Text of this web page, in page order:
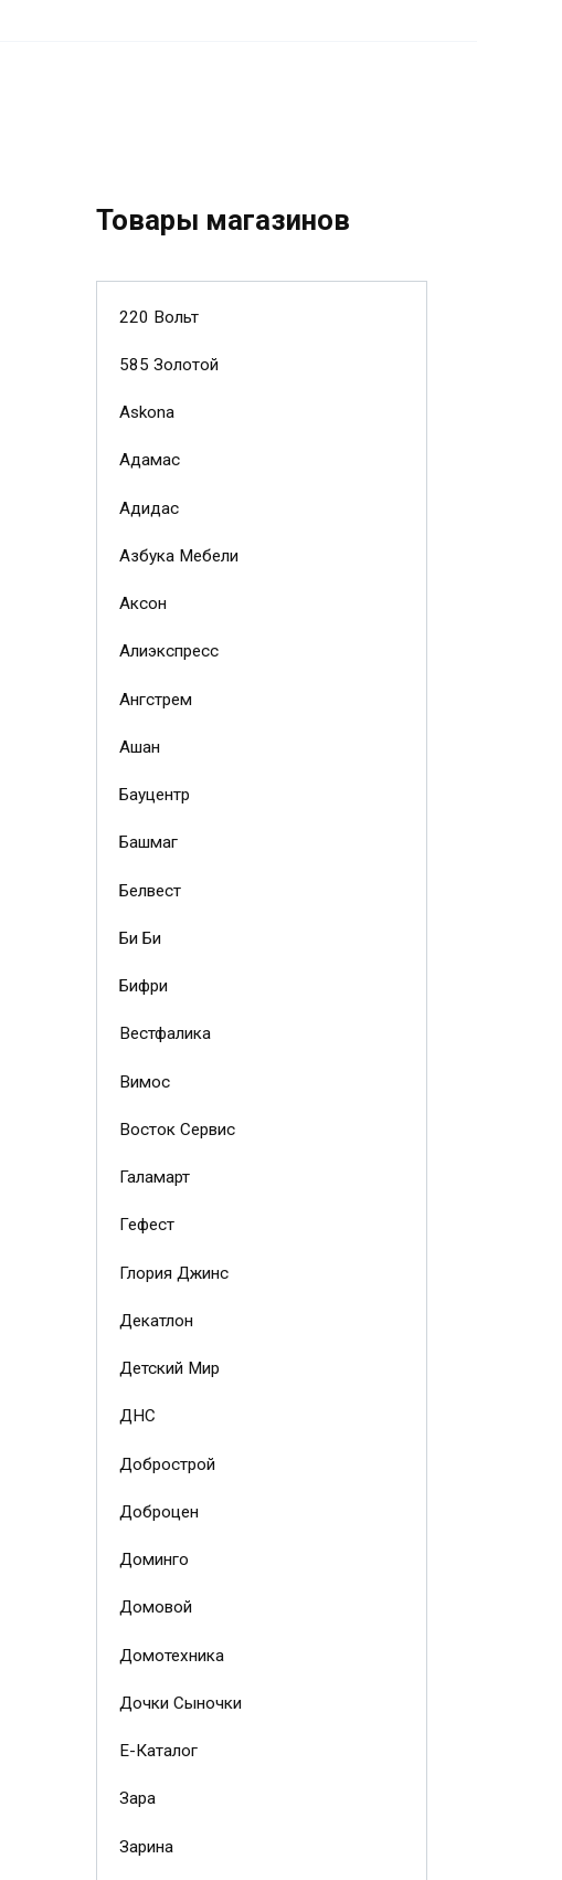
Товары магазинов
220 Вольт
585 Золотой
Askona
Адамас
Адидас
Азбука Мебели
Аксон
Алиэкспресс
Ангстрем
Ашан
Бауцентр
Башмаг
Белвест
Би Би
Бифри
Вестфалика
Вимос
Восток Сервис
Галамарт
Гефест
Глория Джинс
Декатлон
Детский Мир
ДНС
Добрострой
Доброцен
Доминго
Домовой
Домотехника
Дочки Сыночки
Е-Каталог
Зара
Зарина